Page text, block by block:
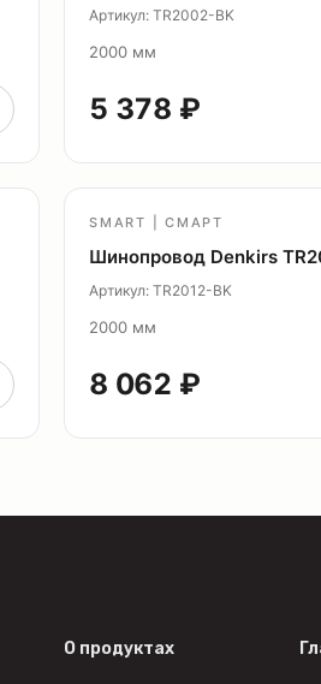
Артикул: TR2002-BK
2000 мм
5 378 ₽
SMART | СМАРТ
Шинопровод Denkirs
Артикул: TR2012-BK
2000 мм
8 062 ₽
О продуктах